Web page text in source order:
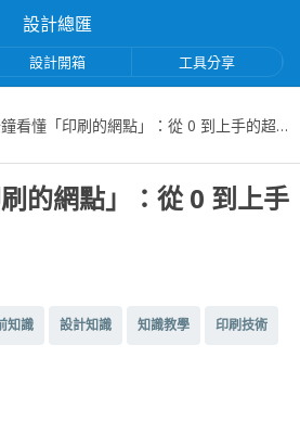
設計總匯
設計開箱 工具分享
5 分鐘看懂「印刷的網點」：從 0 到上手的超簡明指南
的網點」：從 0 到上手
知識 設計知識 知識教學 印刷技術